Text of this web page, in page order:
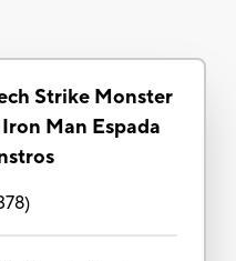
Strike Monster
Man Espada
)